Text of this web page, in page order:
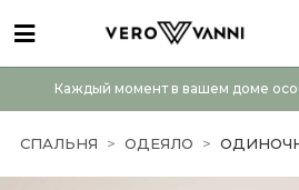
Каждый момент в вашем доме
СПАЛЬНЯ ОДЕЯЛО